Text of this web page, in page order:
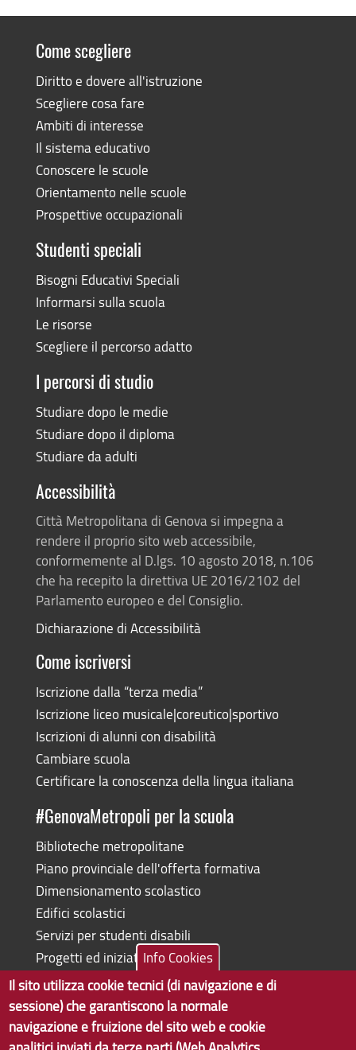
Come scegliere
Diritto e dovere all'istruzione
Scegliere cosa fare
Ambiti di interesse
Il sistema educativo
Conoscere le scuole
Orientamento nelle scuole
Prospettive occupazionali
Studenti speciali
Bisogni Educativi Speciali
Informarsi sulla scuola
Le risorse
Scegliere il percorso adatto
I percorsi di studio
Studiare dopo le medie
Studiare dopo il diploma
Studiare da adulti
Accessibilità
Città Metropolitana di Genova si impegna a
rendere il proprio sito web accessibile,
conformemente al D.lgs. 10 agosto 2018, n.106
che ha recepito la direttiva UE 2016/2102 del
Parlamento europeo e del Consiglio.
Dichiarazione di Accessibilità
Come iscriversi
Iscrizione dalla “terza media”
Iscrizione liceo musicale|coreutico|sportivo
Iscrizioni di alunni con disabilità
Cambiare scuola
Certificare la conoscenza della lingua italiana
#GenovaMetropoli per la scuola
Biblioteche metropolitane
Piano provinciale dell'offerta formativa
Dimensionamento scolastico
Edifici scolastici
Servizi per studenti disabili
Progetti ed iniziative
Copyright © 2017 Città metropolitana di Genova | CF:
Info Cookies
Il sito utilizza cookie tecnici (di navigazione e di
sessione) che garantiscono la normale
navigazione e fruizione del sito web e cookie